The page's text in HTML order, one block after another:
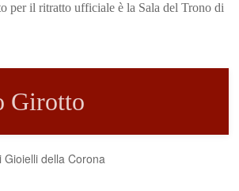
per il ritratto ufficiale è la Sala del Trono di
Girotto
della Corona